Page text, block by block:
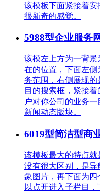
该模板下面紧接着安
很新奇的感觉。
5988型企业服务
该模左上方为一背
在的位置，下面左
务范围，右侧展现
目的搜索框，紧接
户对你公司的业务
新闻动态版块。
6019型简洁型商
该模板最大的特点
没有很大区别，是
象图片，再下面为
以点开进入子栏目